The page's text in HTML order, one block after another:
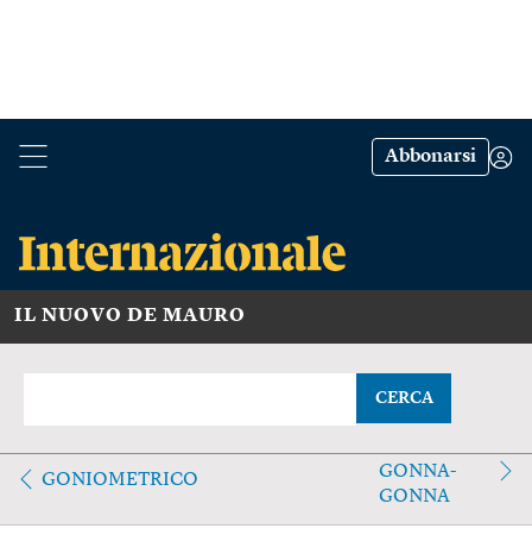
Abbonarsi
IL NUOVO DE MAURO
CERCA
GONIOMETRICO
GONNA-
GONNA